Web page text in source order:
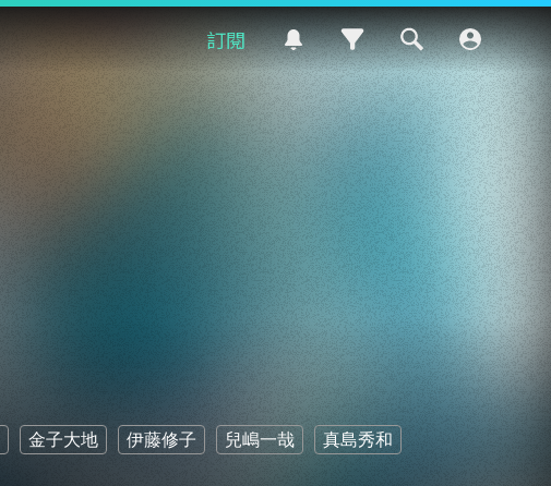
訂閱
金子大地 伊藤修子 兒嶋一哉
真島秀和